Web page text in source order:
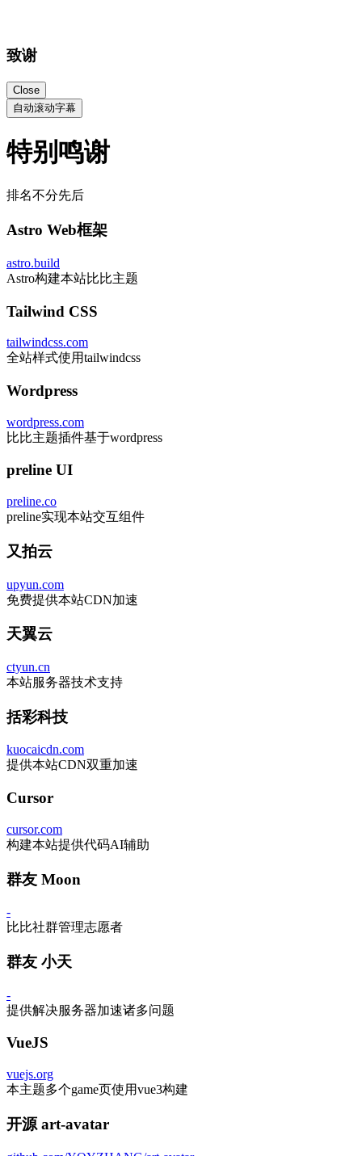
致谢
Close
自动滚动字幕
特别鸣谢
排名不分先后
Astro Web框架
astro.build
Astro构建本站比比主题
Tailwind CSS
tailwindcss.com
全站样式使用tailwindcss
Wordpress
wordpress.com
比比主题插件基于wordpress
preline UI
preline.co
preline实现本站交互组件
又拍云
upyun.com
免费提供本站CDN加速
天翼云
ctyun.cn
本站服务器技术支持
括彩科技
kuocaicdn.com
提供本站CDN双重加速
Cursor
cursor.com
构建本站提供代码AI辅助
群友 Moon
-
比比社群管理志愿者
群友 小天
-
提供解决服务器加速诸多问题
VueJS
vuejs.org
本主题多个game页使用vue3构建
开源 art-avatar